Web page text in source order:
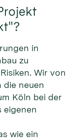
in
zu
Wir von
die neuen
Köln bei der
eigenen
wie ein